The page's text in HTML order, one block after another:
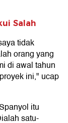
Salah
tidak
orang yang
di awal tahun
ini," ucap
itu
satu-